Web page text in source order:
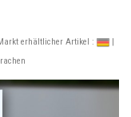
erhältlicher Artikel :